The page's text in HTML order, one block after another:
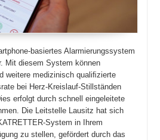
basiertes Alarmierungssystem
Mit diesem System können
weitere medizinisch qualiﬁzierte
bei Herz-Kreislauf-Stillständen
erfolgt durch schnell eingeleitete
Die Leitstelle Lausitz hat sich
System in Ihrem
zu stellen, gefördert durch das